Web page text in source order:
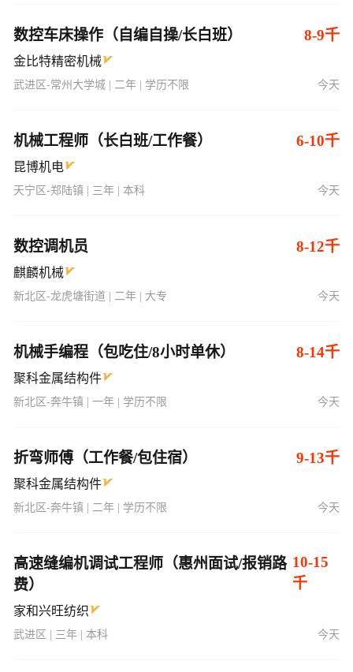
数控车床操作（自编自操/长白班） 8-9千
金比特精密机械
武进区-常州大学城 | 二年 | 学历不限 今天
机械工程师（长白班/工作餐） 6-10千
昆博机电
天宁区-郑陆镇 | 三年 | 本科 今天
数控调机员 8-12千
麒麟机械
新北区-龙虎塘街道 | 二年 | 大专 今天
机械手编程（包吃住/8小时单休） 8-14千
聚科金属结构件
新北区-奔牛镇 | 一年 | 学历不限 今天
折弯师傅（工作餐/包住宿） 9-13千
聚科金属结构件
新北区-奔牛镇 | 二年 | 学历不限 今天
高速缝编机调试工程师（惠州面试/报销路
费）
10-15
千
家和兴旺纺织
武进区 | 三年 | 本科 今天